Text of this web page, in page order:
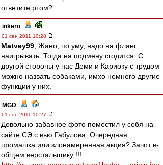
ответите ртом?
inkero -
01 сен 2011 10:28
Matvey99 , Жано, по уму, надо на фланг
наигрывать. Тогда на подмену сгодится. С
другой стороны у нас Деми и Кариоку с трудом
можно назвать собаками, имхо немного другие
функции у них.
MGD -
01 сен 2011 10:27
Довольно забавное фото поместил у себя на
сайте СЭ с вью Габулова. Очередная
промашка или злонамеренная акция? Зачот в-
общем верстальщику !!!